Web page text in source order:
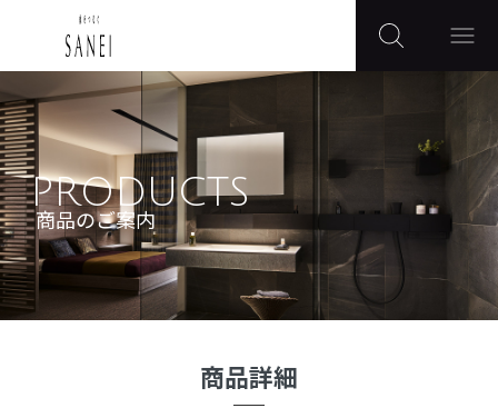
PRODUCTS
商品のご案内
商品詳細